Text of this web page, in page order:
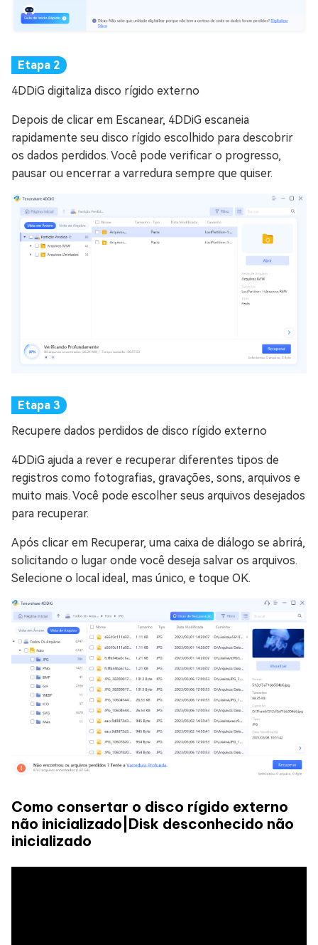
4DDiG digitaliza disco rígido externo
Depois de clicar em Escanear, 4DDiG escaneia
rapidamente seu disco rígido escolhido para descobrir
os dados perdidos. Você pode verificar o progresso,
pausar ou encerrar a varredura sempre que quiser.
Recupere dados perdidos de disco rígido externo
4DDiG ajuda a rever e recuperar diferentes tipos de
registros como fotografias, gravações, sons, arquivos e
muito mais. Você pode escolher seus arquivos desejados
para recuperar.
Após clicar em Recuperar, uma caixa de diálogo se abrirá,
solicitando o lugar onde você deseja salvar os arquivos.
Selecione o local ideal, mas único, e toque OK.
Como consertar o disco rígido externo
não inicializado|Disk desconhecido não
inicializado